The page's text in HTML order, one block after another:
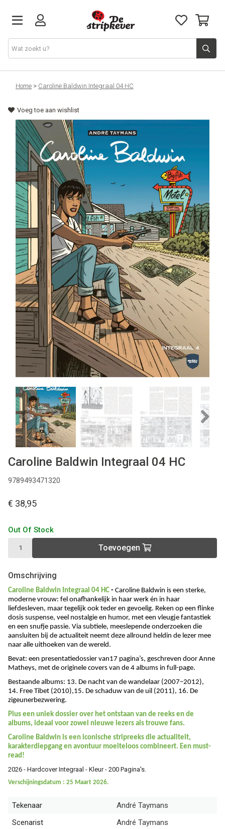
STRIPKEVER
NIEUWE RELEASES
EVENTS
STRIPS
JEUGD
GRAPHIC NOVELS
MANGA
COMICS
TOP-10
CADEAUBON
CONTACT
Home > Caroline Baldwin Integraal 04 HC
Voeg toe aan wishlist
Next
Previous Next
Caroline Baldwin Integraal 04 HC
9789493471320
€ 38,95
Out Of Stock
Toevoegen
Omschrijving
Caroline Baldwin Integraal 04 HC - Caroline Baldwin is een sterke,
moderne vrouw: fel onafhankelijk in haar werk én in haar
liefdesleven, maar tegelijk ook teder en gevoelig. Reken op een flinke
dosis suspense, veel nostalgie en humor, met een vleugje fantastiek
en een snufje passie. Via subtiele, meeslepende onderzoeken die
aansluiten bij de actualiteit neemt deze allround heldin de lezer mee
naar alle uithoeken van de wereld.
Bevat: een presentatiedossier van17 pagina’s, geschreven door Anne
Matheys, met de originele covers van de 4 albums in full-page.
Bestaande albums: 13. De nacht van de wandelaar (2007–2012),
14. Free Tibet (2010),15. De schaduw van de uil (2011), 16. De
zigeunerbezwering.
Plus een uniek dossier over het ontstaan van de reeks en de
albums, ideaal voor zowel nieuwe lezers als trouwe fans.
Caroline Baldwin is een iconische stripreeks die actualiteit,
karakterdiepgang en avontuur moeiteloos combineert. Een must-
read!
2026 - Hardcover Integraal - Kleur - 200 Pagina's.
Verschijningsdatum : 25 Maart 2026.
Tekenaar
André Taymans
Scenarist
André Taymans